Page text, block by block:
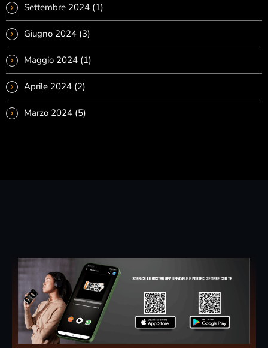
Settembre 2024 (1)
Giugno 2024 (3)
Maggio 2024 (1)
Aprile 2024 (2)
Marzo 2024 (5)